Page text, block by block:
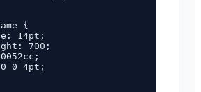
{
14pt;
700;
0 4pt;